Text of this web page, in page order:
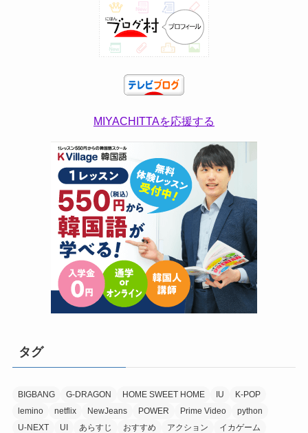
MIYACHITTAを応援する
タグ
BIGBANG G-DRAGON HOME SWEET HOME IU
K-POP
lemino
netflix NewJeans POWER Prime Video
python
U-NEXT
UI あらすじ おすすめ アクション
イカゲーム